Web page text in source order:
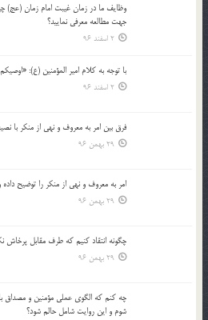
وظايف ما در زمان غيبت امام زمان (عج)
جهت مطالعه معرفي نماييد؟
2 اسفند 96
با توجه به كلام امير المؤمنين (ع):
2 اسفند 96
فرق بين امر به معروف و نهي از منكر با
29 بهمن 96
امر به معروف و نهي از منكر را توضيح داده
29 بهمن 96
چگونه انتقاد كنيم كه طرف مقابل پرخاش
29 بهمن 96
چه كنم كه الگوي عملي مؤمنين و مصداق
شوم و اين روايت شامل حالم شود؟